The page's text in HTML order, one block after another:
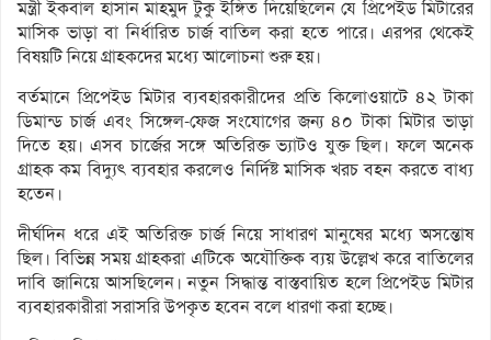
মন্ত্রী ইকবাল হাসান মাহমুদ টুকু ইঙ্গিত দিয়েছিলেন যে প্রিপেইড মিটারের
মাসিক ভাড়া বা নির্ধারিত চার্জ বাতিল করা হতে পারে। এরপর থেকেই
বিষয়টি নিয়ে গ্রাহকদের মধ্যে আলোচনা শুরু হয়।
বর্তমানে প্রিপেইড মিটার ব্যবহারকারীদের প্রতি কিলোওয়াটে ৪২ টাকা
ডিমান্ড চার্জ এবং সিঙ্গেল-ফেজ সংযোগের জন্য ৪০ টাকা মিটার ভাড়া
দিতে হয়। এসব চার্জের সঙ্গে অতিরিক্ত ভ্যাটও যুক্ত ছিল। ফলে অনেক
গ্রাহক কম বিদ্যুৎ ব্যবহার করলেও নির্দিষ্ট মাসিক খরচ বহন করতে বাধ্য
হতেন।
দীর্ঘদিন ধরে এই অতিরিক্ত চার্জ নিয়ে সাধারণ মানুষের মধ্যে অসন্তোষ
ছিল। বিভিন্ন সময় গ্রাহকরা এটিকে অযৌক্তিক ব্যয় উল্লেখ করে বাতিলের
দাবি জানিয়ে আসছিলেন। নতুন সিদ্ধান্ত বাস্তবায়িত হলে প্রিপেইড মিটার
ব্যবহারকারীরা সরাসরি উপকৃত হবেন বলে ধারণা করা হচ্ছে।